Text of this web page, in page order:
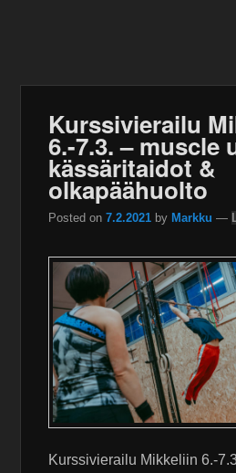
Kurssivierailu
6.-7.3. – muscle
kässäritaidot &
olkapäähuolto
Posted on7.2.2021 by Markku —
Kurssivierailu Mikkeliin 6.-